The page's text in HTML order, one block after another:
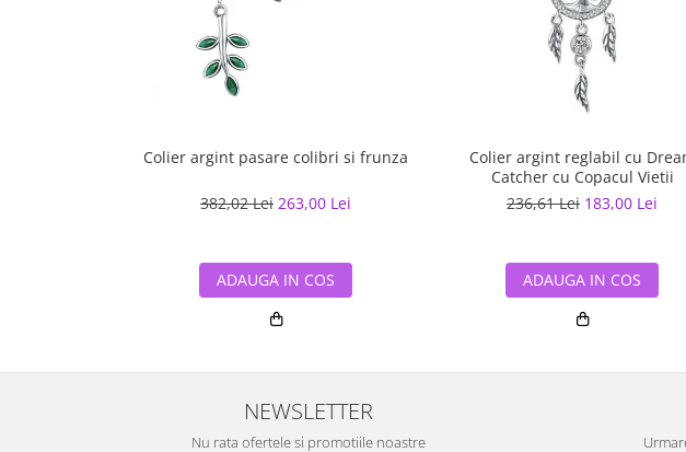
Colier argint pasare colibri si frunza
382,02 Lei 263,00 Lei
ADAUGA IN COS
Colier argint reglabil cu
Catcher cu Copacul Vietii
236,61 Lei 183,00 Lei
ADAUGA IN COS
NEWSLETTER
Nu rata ofertele si promotiile noastre